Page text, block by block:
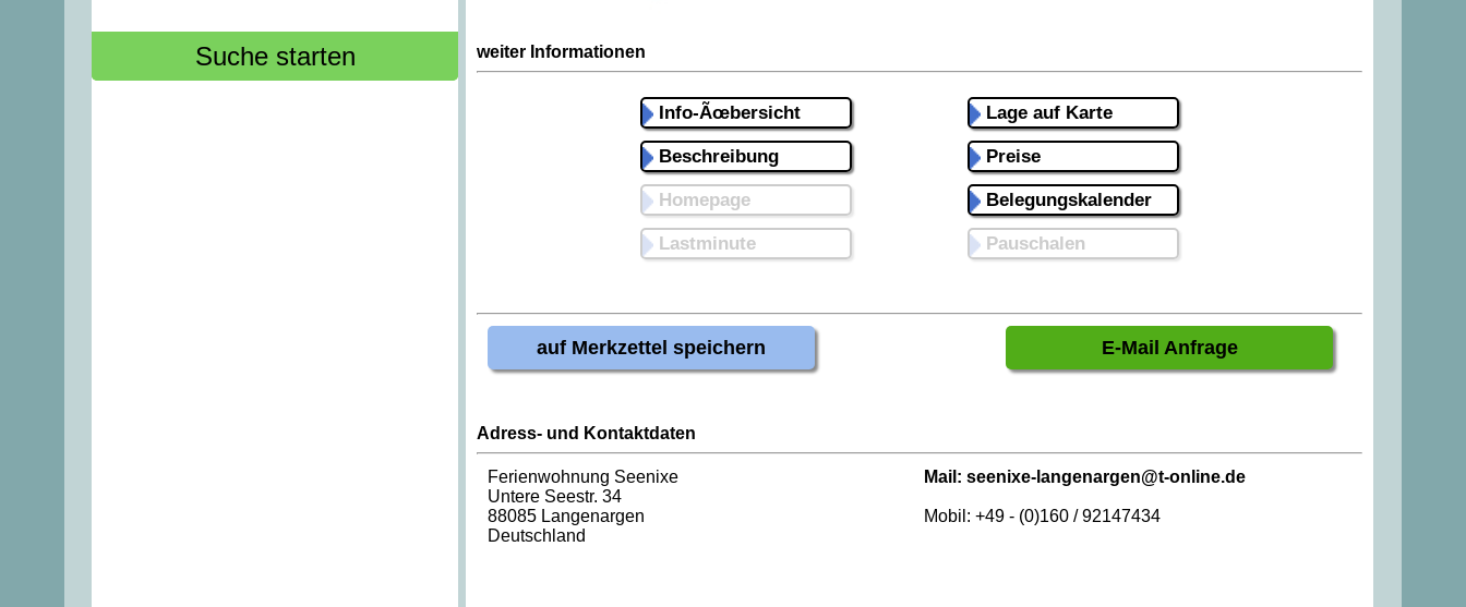
weiter Informationen
Info-Ãœbersicht
Beschreibung
Homepage
Lastminute
Lage auf Karte
Preise
Belegungskalender
Pauschalen
auf Merkzettel speichern E-Mail Anfrage
Adress- und Kontaktdaten
Ferienwohnung Seenixe
Untere Seestr. 34
88085 Langenargen
Deutschland
Mail: seenixe-langenargen@t-online.de
Mobil: +49 - (0)160 / 92147434